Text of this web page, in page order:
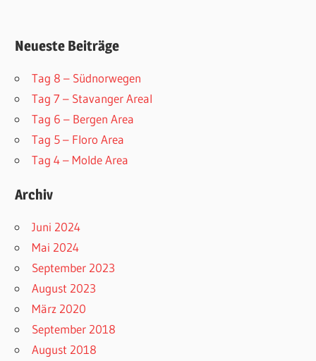
Neueste Beiträge
Tag 8 – Südnorwegen
Tag 7 – Stavanger AreaI
Tag 6 – Bergen Area
Tag 5 – Floro Area
Tag 4 – Molde Area
Archiv
Juni 2024
Mai 2024
September 2023
August 2023
März 2020
September 2018
August 2018